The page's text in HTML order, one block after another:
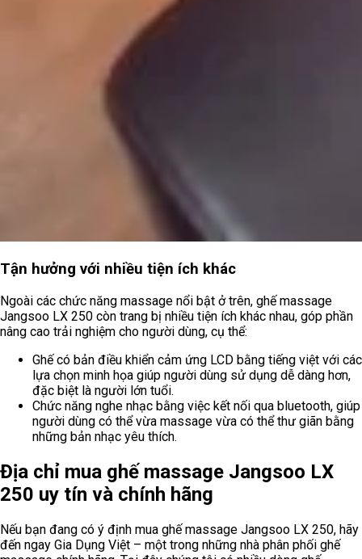
Tận hưởng với nhiều tiện ích khác
Ngoài các chức năng massage nổi bật ở trên, ghế massage
Jangsoo LX 250 còn trang bị nhiều tiện ích khác nhau, góp phần
nâng cao trải nghiệm cho người dùng, cụ thể:
Ghế có bản điều khiển cảm ứng LCD bằng tiếng việt với các
lựa chọn minh họa giúp người dùng sử dụng dễ dàng hơn,
đặc biệt là người lớn tuổi.
Chức năng nghe nhạc bằng việc kết nối qua bluetooth, giúp
người dùng có thể vừa massage vừa có thể thư giãn bằng
những bản nhạc yêu thích.
Địa chỉ mua ghế massage Jangsoo LX
250 uy tín và chính hãng
Nếu bạn đang có ý định mua ghế massage Jangsoo LX 250, hãy
đến ngay Gia Dụng Việt – một trong những nhà phân phối ghế